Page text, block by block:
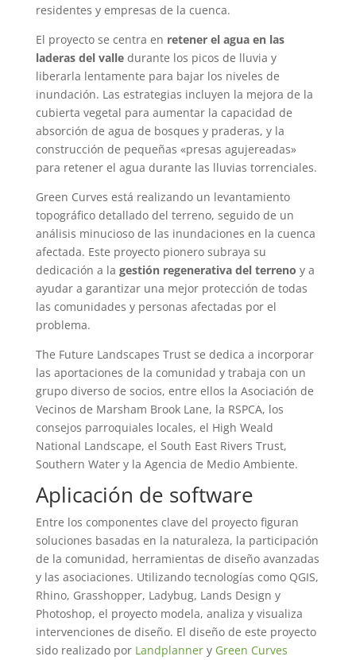
residentes y empresas de la cuenca.
El proyecto se centra en retener el agua en las
laderas del valledurante los picos de lluvia y
liberarla lentamente para bajar los niveles de
inundación. Las estrategias incluyen la mejora de la
cubierta vegetal para aumentar la capacidad de
absorción de agua de bosques y praderas, y la
construcción de pequeñas «presas agujereadas»
para retener el agua durante las lluvias torrenciales.
Green Curves está realizando un levantamiento
topográfico detallado del terreno, seguido de un
análisis minucioso de las inundaciones en la cuenca
afectada. Este proyecto pionero subraya su
dedicación a la gestión regenerativa del terreno y a
ayudar a garantizar una mejor protección de todas
las comunidades y personas afectadas por el
problema.
The Future Landscapes Trust se dedica a incorporar
las aportaciones de la comunidad y trabaja con un
grupo diverso de socios, entre ellos la Asociación de
Vecinos de Marsham Brook Lane, la RSPCA, los
consejos parroquiales locales, el High Weald
National Landscape, el South East Rivers Trust,
Southern Water y la Agencia de Medio Ambiente.
Aplicación de software
Entre los componentes clave del proyecto figuran
soluciones basadas en la naturaleza, la participación
de la comunidad, herramientas de diseño avanzadas
y las asociaciones. Utilizando tecnologías como QGIS,
Rhino, Grasshopper, Ladybug, Lands Design y
Photoshop, el proyecto modela, analiza y visualiza
intervenciones de diseño. El diseño de este proyecto
sido realizado por Landplannery Green Curves